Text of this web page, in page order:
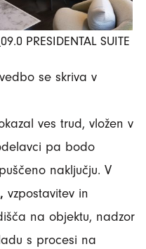
PRESIDENTAL SUITE
se skriva v
ves trud, vložen v
pa bodo
naključju. V
, vzpostavitev in
na objektu, nadzor
s procesi na